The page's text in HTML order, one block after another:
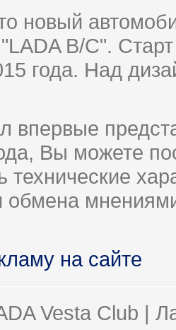
новый
B/C".
года. Над
впервые
Вы можете
технические
на сайте
Vesta Club |